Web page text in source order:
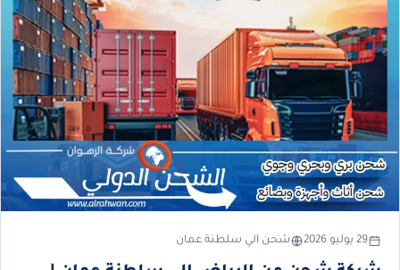
29 يوليو 2026 شحن الي سلطنة عمان